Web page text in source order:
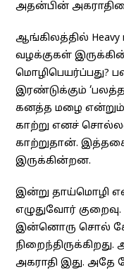
அதன்பின்
ஆங்கிலத்தில் Heavy
வழக்குகள்
மொழிபெயர்ப்பது?
இரண்டுக்கும்
கனத்த மழை என்றும்
காற்று எனச்
காற்றுதான்.
இருக்கின்றன.
இன்று தாய்மொழி
எழுதுவோர்
இன்னொரு சொல்
அகராதி இது. அதே